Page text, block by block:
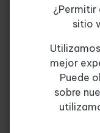
Quiero más
¿Permitir
sitio
mejor
Puede
sobre